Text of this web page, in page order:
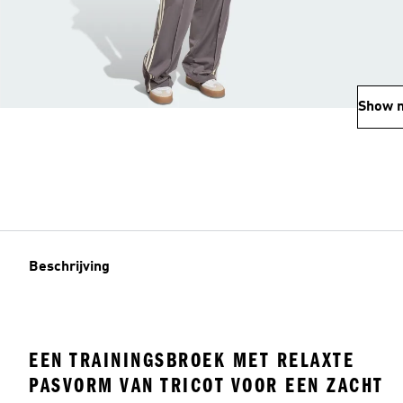
Show
Beschrijving
EEN TRAININGSBROEK MET RELAXTE
PASVORM VAN TRICOT VOOR EEN ZACHT